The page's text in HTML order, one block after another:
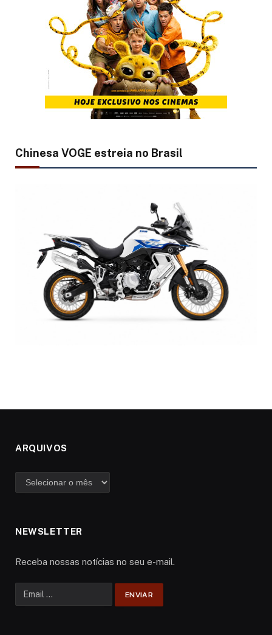
Chinesa VOGE estreia no Brasil
ARQUIVOS
Arquivos
NEWSLETTER
Receba nossas notícias no seu e-mail.